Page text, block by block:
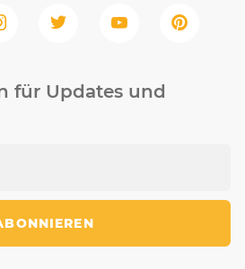
für Updates und